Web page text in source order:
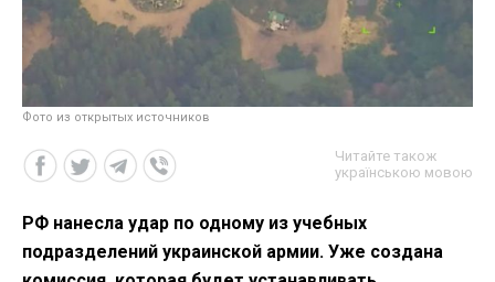
Фото из открытых источников
Читайте також
українською мовою
РФ нанесла удар по одному из учебных
подразделений украинской армии. Уже создана